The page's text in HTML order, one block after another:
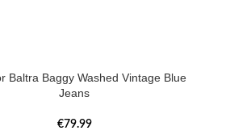
Baltra Baggy Washed Vintage Blue
Jeans
€79.99